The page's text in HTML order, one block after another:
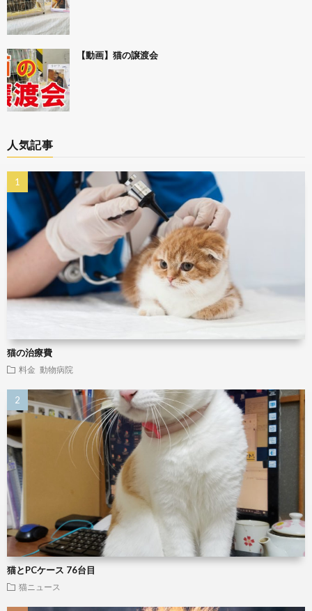
【動画】猫の譲渡会
人気記事
猫の治療費
料金 動物病院
猫とPCケース 76台目
猫ニュース